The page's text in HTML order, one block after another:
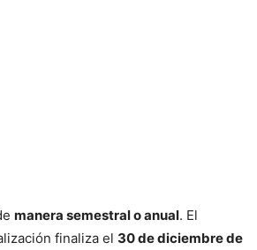
manera semestral o anual. El
finaliza el 30 de diciembre de